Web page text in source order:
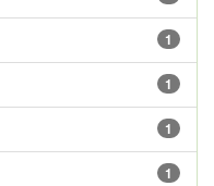
1
1
1
1